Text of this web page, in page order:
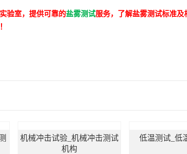
验室，提供可靠的盐雾测试服务，了解盐雾测试标准
机械冲击试验_机械冲击测试
机构
低温测试_低